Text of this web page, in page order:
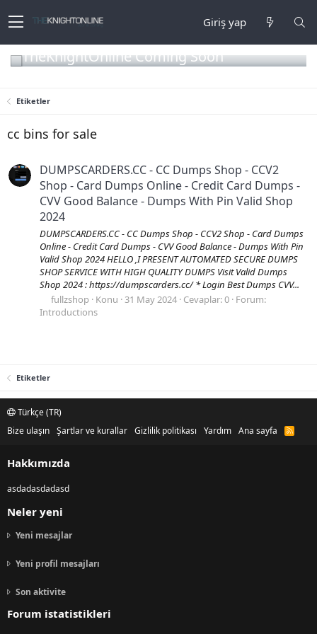
Giriş yap
TheKnightOnline Coming Soon
Etiketler
cc bins for sale
DUMPSCARDERS.CC - CC Dumps Shop - CCV2
Shop - Card Dumps Online - Credit Card Dumps -
CVV Good Balance - Dumps With Pin Valid Shop
2024
DUMPSCARDERS.CC - CC Dumps Shop - CCV2 Shop - Card Dumps
Online - Credit Card Dumps - CVV Good Balance - Dumps With Pin
Valid Shop 2024 HELLO ,I PRESENT AUTOMATED SECURE DUMPS
SHOP SERVICE WITH HIGH QUALITY DUMPS Visit Valid Dumps
Shop 2024 : https://dumpscarders.cc/ * Login Best Dumps CVV...
fullzshop Konu 31 May 2024 Cevaplar: 0 Forum:
Introductions
Etiketler
Türkçe (TR)
Bize ulaşın Şartlar ve kurallar Gizlilik politikası Yardım Ana sayfa
R
S
Hakkımızda
asdadasdadasd
Neler yeni
Yeni mesajlar
Yeni profil mesajları
Son aktivite
Forum istatistikleri